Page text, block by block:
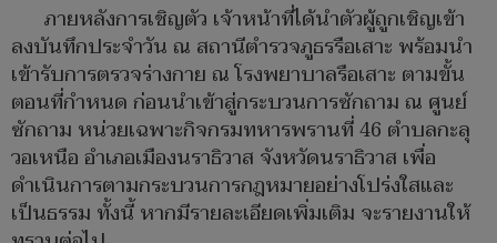
ภายหลังการเชิญตัว เจ้าหน้าที่ได้นำตัวผู้ถูกเชิญเข้า
ลงบันทึกประจำวัน ณ สถานีตำรวจภูธรรือเสาะ พร้อมนำ
เข้ารับการตรวจร่างกาย ณ โรงพยาบาลรือเสาะ ตามขั้น
ตอนที่กำหนด ก่อนนำเข้าสู่กระบวนการซักถาม ณ ศูนย์
ซักถาม หน่วยเฉพาะกิจกรมทหารพรานที่ 46 ตำบลกะลุ
วอเหนือ อำเภอเมืองนราธิวาส จังหวัดนราธิวาส เพื่อ
ดำเนินการตามกระบวนการกฎหมายอย่างโปร่งใสและ
เป็นธรรม ทั้งนี้ หากมีรายละเอียดเพิ่มเติม จะรายงานให้